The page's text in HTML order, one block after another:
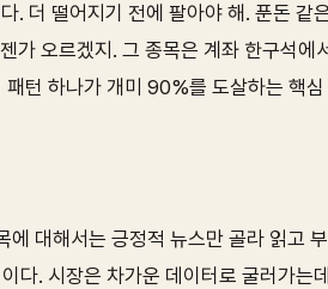
. 더 떨어지기 전에 팔아야 해. 푼돈 같
가 오르겠지. 그 종목은 계좌 한구석에
턴 하나가 개미 90%를 도살하는 핵심
대해서는 긍정적 뉴스만 골라 읽고
다. 시장은 차가운 데이터로 굴러가는데